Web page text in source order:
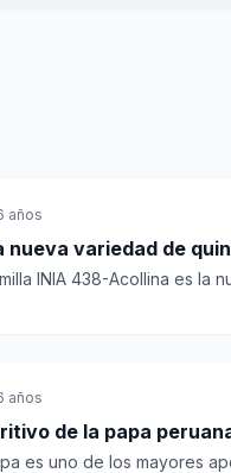
años
nueva variedad de
INIA 438-Acollina es la
años
de la papa
es uno de los mayores